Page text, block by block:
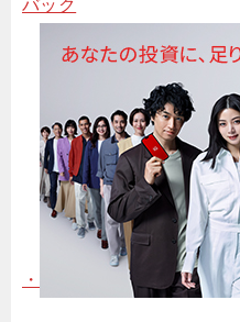
バック
・